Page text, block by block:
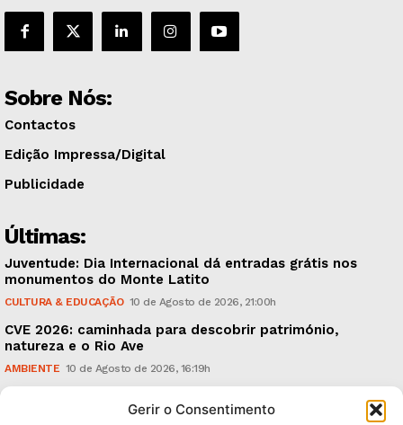
Gerir o Consentimento
Sobre Nós:
Contactos
Edição Impressa/Digital
Publicidade
Últimas:
Juventude: Dia Internacional dá entradas grátis nos
monumentos do Monte Latito
CULTURA & EDUCAÇÃO 10 de Agosto de 2026, 21:00h
CVE 2026: caminhada para descobrir património,
natureza e o Rio Ave
AMBIENTE 10 de Agosto de 2026, 16:19h
Moreirense: empate com o Braga deixa feliz a equipa